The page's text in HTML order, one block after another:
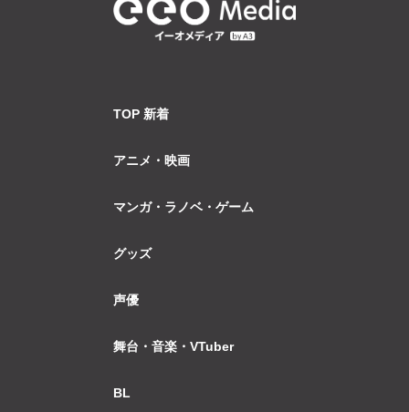
TOP 新着
アニメ・映画
マンガ・ラノベ・ゲーム
グッズ
声優
舞台・音楽・VTuber
BL